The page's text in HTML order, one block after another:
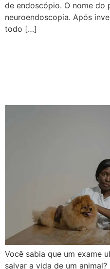
de endoscópio. O nome do
neuroendoscopia. Após
todo […]
Você sabia que um exame
salvar a vida de um animal?